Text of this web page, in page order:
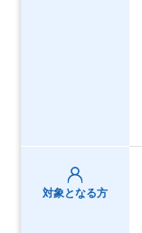
対象となる方